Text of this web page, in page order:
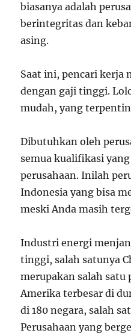
biasanya adalah
berintegritas dan
asing.
Saat ini, pencari kerja
dengan gaji tinggi.
mudah, yang
Dibutuhkan oleh
semua kualifikasi
perusahaan. Inilah
Indonesia yang bisa
meski Anda masih
Industri energi
tinggi, salah satunya
merupakan salah satu
Amerika terbesar di
di 180 negara, salah
Perusahaan yang